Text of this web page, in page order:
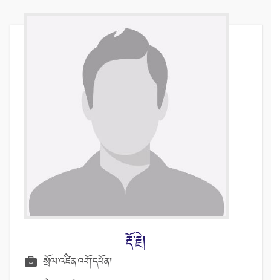
རྡོ་རྗེ།
སྲོལ་འཛིན་འགོ་དཔོན།